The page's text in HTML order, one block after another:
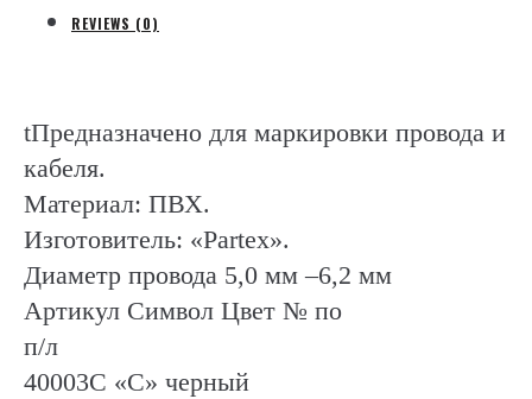
REVIEWS (0)
tПредназначено для маркировки провода и
кабеля.
Материал: ПВХ.
Изготовитель: «Partex».
Диаметр провода 5,0 мм –6,2 мм
Артикул Символ Цвет № по
п/л
40003C «C» черный